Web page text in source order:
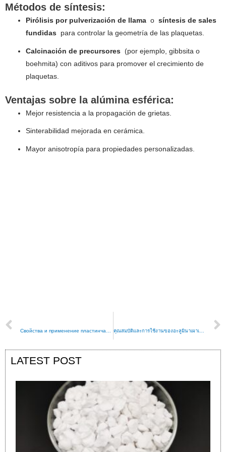
Métodos de síntesis:
Pirólisis por pulverización de llama osíntesis de sales
fundidas para controlar la geometría de las plaquetas.
Calcinación de precursores (por ejemplo, gibbsita o
boehmita) con aditivos para promover el crecimiento de
plaquetas.
Ventajas sobre la alúmina esférica:
Mejor resistencia a la propagación de grietas.
Sinterabilidad mejorada en cerámica.
Mayor anisotropía para propiedades personalizadas.
คุณสมบัติและการใช้งานของอะลูมินาเผาเกล็ดเลือด
LATEST POST
R
ef
ct
io
d
e
al